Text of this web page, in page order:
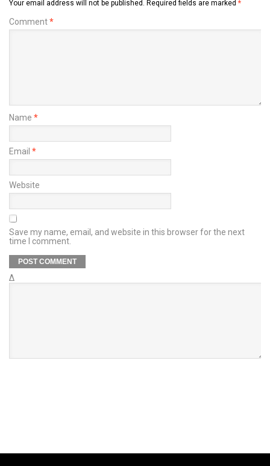
Your email address will not be published. Required fields are marked *
Comment*
Name *
Email *
Website
Save my name, email, and website in this browser for the next
time I comment.
Δ